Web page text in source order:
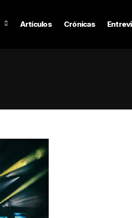
Artículos Crónicas